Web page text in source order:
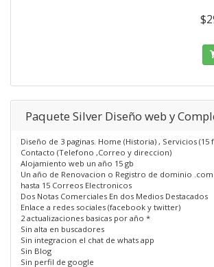
Paquete Silver Diseño web y
Diseño de 3 paginas. Home (Historia) , Servicios
Contacto (Telefono ,Correo y direccion)
Alojamiento web un año 15 gb
Un año de Renovacion o Registro de dominio
hasta 15 Correos Electronicos
Dos Notas Comerciales En dos Medios Destacados
Enlace a redes sociales (facebook y twitter)
2 actualizaciones basicas por año *
Sin alta en buscadores
Sin integracion el chat de whats app
Sin Blog
Sin perfil de google